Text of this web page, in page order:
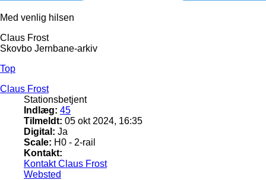
Med venlig hilsen
Claus Frost
Skovbo Jernbane-arkiv
Top
Claus Frost
Stationsbetjent
Indlæg: 45
Tilmeldt: 05 okt 2024, 16:35
Digital: Ja
Scale: H0 - 2-rail
Kontakt:
Kontakt Claus Frost
Websted